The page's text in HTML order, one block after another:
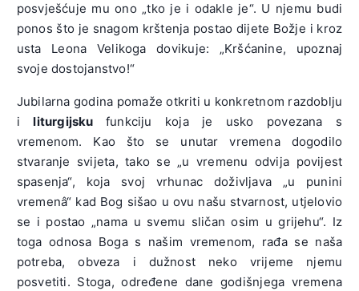
posvješćuje mu ono „tko je i odakle je“. U njemu budi
ponos što je snagom krštenja postao dijete Božje i kroz
usta Leona Velikoga dovikuje: „Kršćanine, upoznaj
svoje dostojanstvo!“
Jubilarna godina pomaže otkriti u konkretnom razdoblju
iliturgijsku funkciju koja je usko povezana s
vremenom. Kao što se unutar vremena dogodilo
stvaranje svijeta, tako se „u vremenu odvija povijest
spasenja“, koja svoj vrhunac doživljava „u punini
vremenâ“ kad Bog sišao u ovu našu stvarnost, utjelovio
se i postao „nama u svemu sličan osim u grijehu“. Iz
toga odnosa Boga s našim vremenom, rađa se naša
potreba, obveza i dužnost neko vrijeme njemu
posvetiti. Stoga, određene dane godišnjega vremena